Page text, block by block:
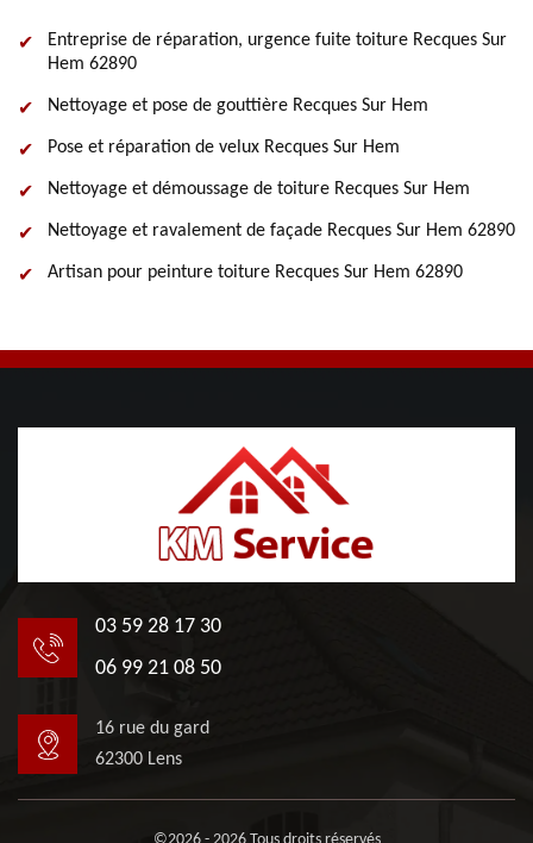
Entreprise de réparation, urgence fuite toiture Recques Sur
Hem 62890
Nettoyage et pose de gouttière Recques Sur Hem
Pose et réparation de velux Recques Sur Hem
Nettoyage et démoussage de toiture Recques Sur Hem
Nettoyage et ravalement de façade Recques Sur Hem 62890
Artisan pour peinture toiture Recques Sur Hem 62890
03 59 28 17 30
06 99 21 08 50
16 rue du gard
62300 Lens